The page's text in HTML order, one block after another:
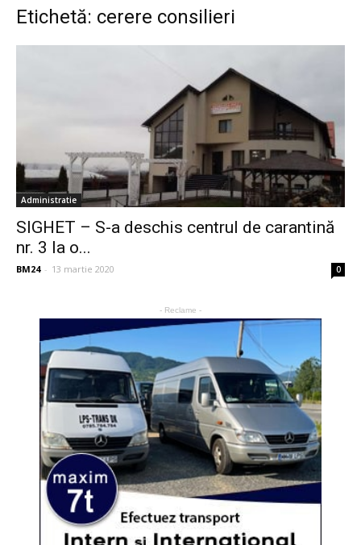
Etichetă: cerere consilieri
Administratie
SIGHET – S-a deschis centrul de carantină
nr. 3 la o...
BM24 - 13 martie 2020 0
- Reclame -